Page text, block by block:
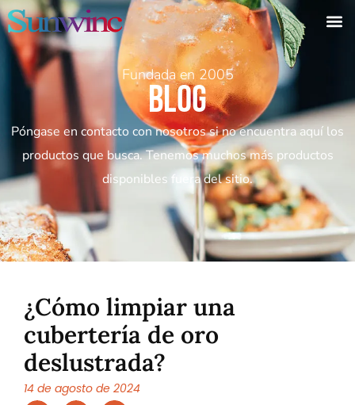
Fundada en 2005
Blog
Póngase en contacto con nosotros si no encuentra aquí los
productos que busca. Tenemos muchos más productos
disponibles fuera del sitio.
¿Cómo limpiar una
cubertería de oro
deslustrada?
14 de agosto de 2024